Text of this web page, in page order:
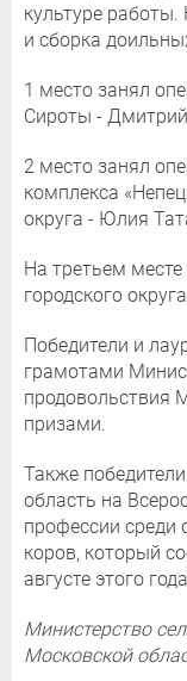
культуре
и сборка
1 место занял
Сироты -
2 место занял
комплекса
округа - Юлия
На третьем
городского
Победители и
грамотами
продовольствия
призами.
Также
область на
профессии среди
коров, который
августе этого
Министерство
Московской